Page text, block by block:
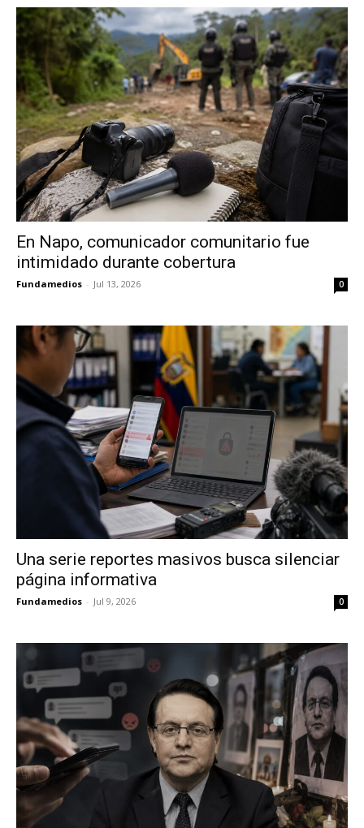
En Napo, comunicador comunitario fue
intimidado durante cobertura
Fundamedios - Jul 13, 2026 0
Una serie reportes masivos busca silenciar
página informativa
Fundamedios - Jul 9, 2026 0